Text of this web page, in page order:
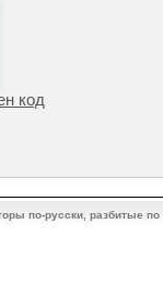
код
по-русски, разбитые